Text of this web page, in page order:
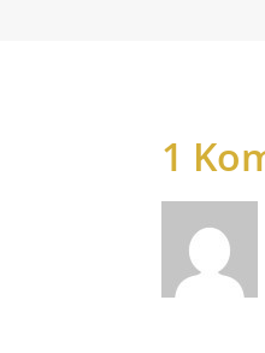
1